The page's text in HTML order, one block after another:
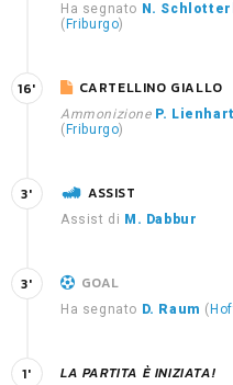
Ha segnato N.
( Friburgo)
CARTELLINO GIALLO
Ammonizione P. Lienhart
( Friburgo)
16'
ASSIST
Assist di M. Dabbur
3'
GOAL
Ha segnato D. Raum (
3'
LA PARTITA È INIZIATA!
1'